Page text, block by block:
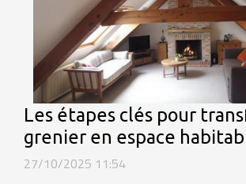
Les étapes clés pour
grenier en espace
27/10/2025 11:54